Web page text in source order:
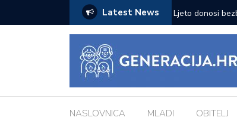
Latest News
Evo koji su najčešći kod djece
Vanessa Mioč
pripremao za
NASLOVNICA MLADI OBITELJ